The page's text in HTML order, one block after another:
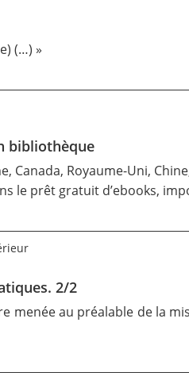
(…) »
bibliothèque
Canada, Royaume-Uni,
le prêt gratuit d’ebooks,
2/2
menée au préalable de la